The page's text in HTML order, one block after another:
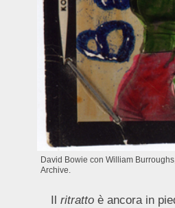
David Bowie con William
Archive.
Il ritrattoè ancora in